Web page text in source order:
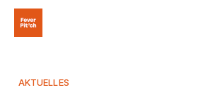
AKTUELLES